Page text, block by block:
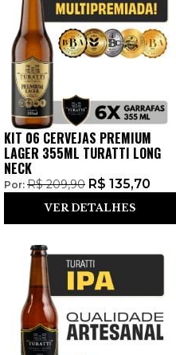
KIT 06 CERVEJAS PREMIUM
LAGER 355ML TURATTI LONG
NECK
Por: R$209,90 R$ 135,70
VER DETALHES